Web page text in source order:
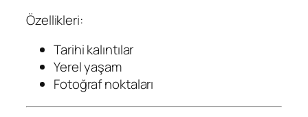
Özellikleri:
Tarihi kalıntılar
Yerel yaşam
Fotoğraf noktaları